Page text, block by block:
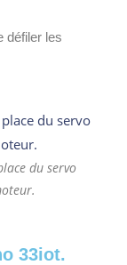
défiler les
du servo
33iot.